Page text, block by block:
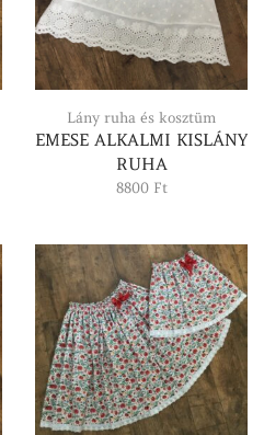
Lány ruha és kosztüm
EMESE ALKALMI KISLÁNY
RUHA
8800 Ft